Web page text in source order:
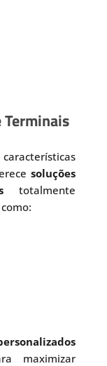
Terminais
soluções
totalmente
maximizar